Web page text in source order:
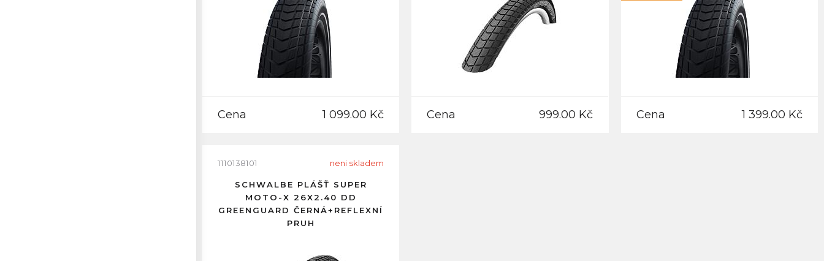
Cena 1 099.00 Kč Cena 999.00 Kč Cena 1 399.00 Kč
1110138101 neni skladem
SCHWALBE PLÁŠŤ SUPER
MOTO-X 26X2.40 DD
GREENGUARD ČERNÁ+REFLEXNÍ
PRUH